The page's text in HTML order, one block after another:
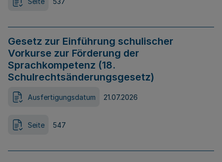
Gesetz zur Einführung schulischer
Vorkurse zur Förderung der
Sprachkompetenz (18.
Schulrechtsänderungsgesetz)
Ausfertigungsdatum 21.07.2026
Seite 547